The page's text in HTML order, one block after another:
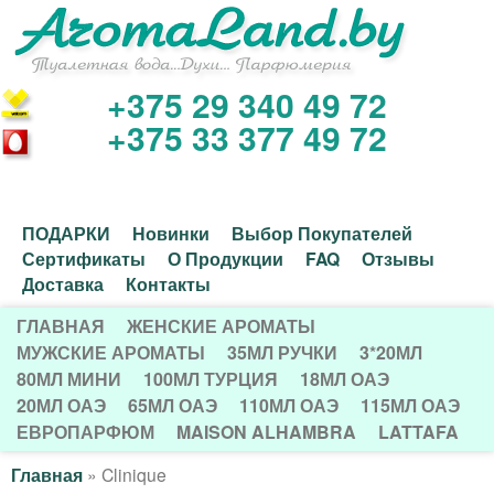
Перейти
к
содержанию
И
н
т
е
р
н
е
т
+375 29 340 49 72
+375 33 377 49 72
Д
о
п
о
л
н
и
ПОДАРКИ Новинки
Выбор Покупателей
Сертификаты
О Продукции FAQ
Отзывы
Доставка
Контакты
Л
А
В
ГЛАВНАЯ
ЖЕНСКИЕ АРОМАТЫ
МУЖСКИЕ АРОМАТЫ
35МЛ РУЧКИ
3*20МЛ
80МЛ МИНИ
100МЛ ТУРЦИЯ
18МЛ ОАЭ
20МЛ ОАЭ
65МЛ ОАЭ 110МЛ ОАЭ
115МЛ ОАЭ
ЕВРОПАРФЮМ
MAISON ALHAMBRA LATTAFA
Главная » Clinique